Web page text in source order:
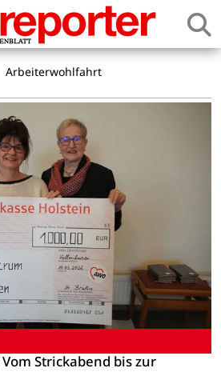
Arbeiterwohlfahrt
Strickabend bis zur